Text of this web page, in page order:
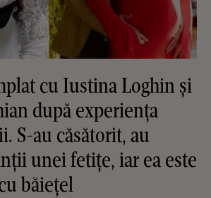
cu Iustina Loghin și
după experiența
S-au căsătorit, au
unei fetițe, iar ea este
băiețel